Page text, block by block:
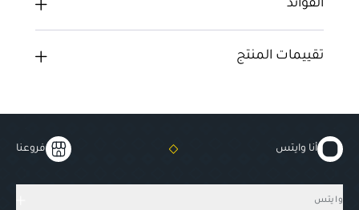
الفوائد
تقييمات المنتج
أنا وايتس فروعنا
وايتس